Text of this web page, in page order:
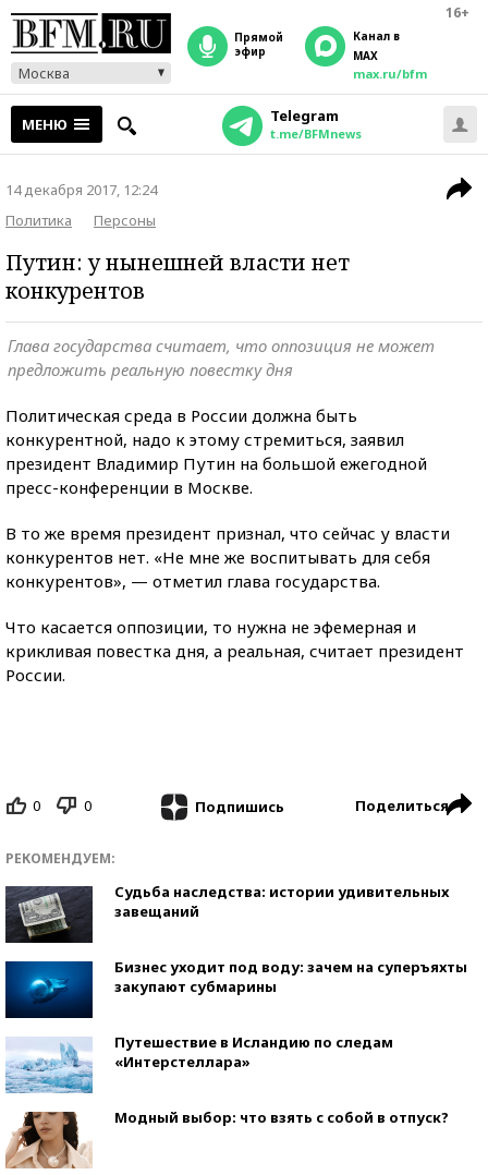
16+
Москва
прямой
эфир
Канал в
MAX
max.ru/bfm
МЕНЮ Telegram
t.me/BFMnews
14 декабря 2017, 12:24
Политика
Персоны
Путин: у нынешней власти нет
конкурентов
Глава государства считает, что оппозиция не может
предложить реальную повестку дня
Политическая среда в России должна быть
конкурентной, надо к этому стремиться, заявил
президент Владимир Путин на большой ежегодной
пресс-конференции в Москве.
В то же время президент признал, что сейчас у власти
конкурентов нет. «Не мне же воспитывать для себя
конкурентов», — отметил глава государства.
Что касается оппозиции, то нужна не эфемерная и
крикливая повестка дня, а реальная, считает президент
России.
0 0 Подпишись Поделиться
РЕКОМЕНДУЕМ:
Судьба наследства: истории удивительных
завещаний
Бизнес уходит под воду: зачем на суперъяхты
закупают субмарины
Путешествие в Исландию по следам
«Интерстеллара»
Модный выбор: что взять с собой в отпуск?